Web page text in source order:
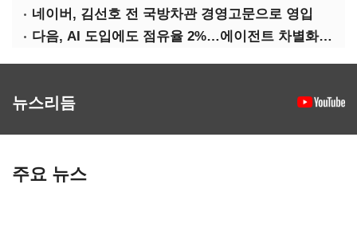
네이버, 김선호 전 국방차관 경영고문으로 영입
다음, AI 도입에도 점유율 2%…에이전트 차별화가 관건
뉴스리듬
주요 뉴스